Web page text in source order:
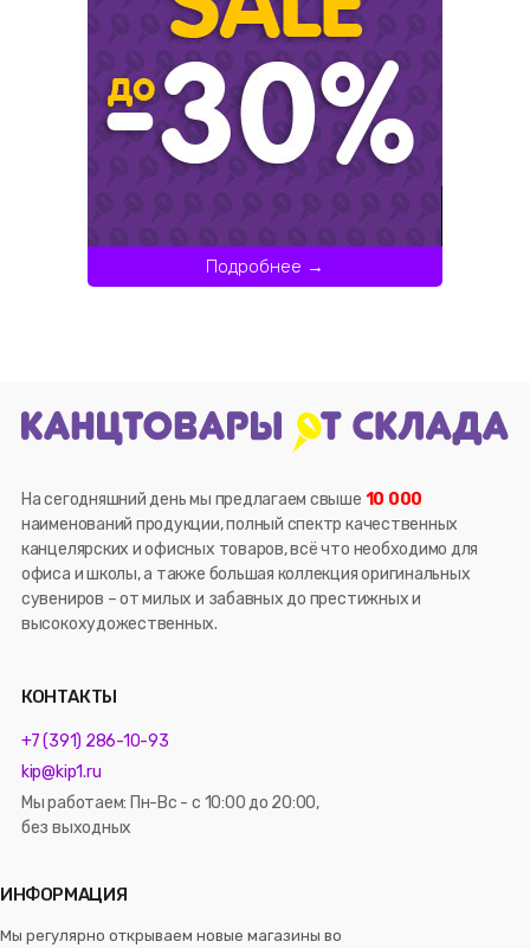
Подробнее →
На сегодняшний день мы предлагаем свыше 10 000
наименований продукции, полный спектр качественных
канцелярских и офисных товаров, всё что необходимо для
офиса и школы, а также большая коллекция оригинальных
сувениров – от милых и забавных до престижных и
высокохудожественных.
КОНТАКТЫ
+7 (391) 286-10-93
kip@kip1.ru
Мы работаем: Пн-Вс - с 10:00 до 20:00,
без выходных
ИНФОРМАЦИЯ
Мы регулярно открываем новые магазины во